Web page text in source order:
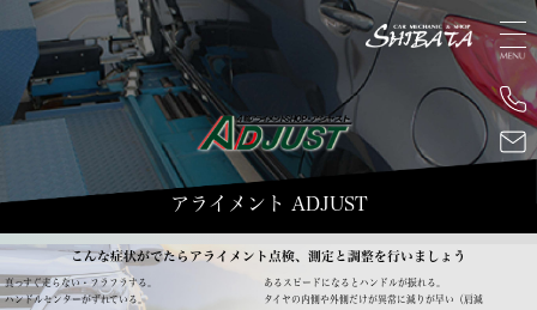
アライメント ADJUST
こんな症状がでたらアライメント点検、測定と調整を行いましょう
真っすぐ走らない・フラフラする。
ハンドルセンターがずれている。
あるスピードになるとハンドルが振れる。
タイヤの内側や外側だけが異常に減りが早い（肩減